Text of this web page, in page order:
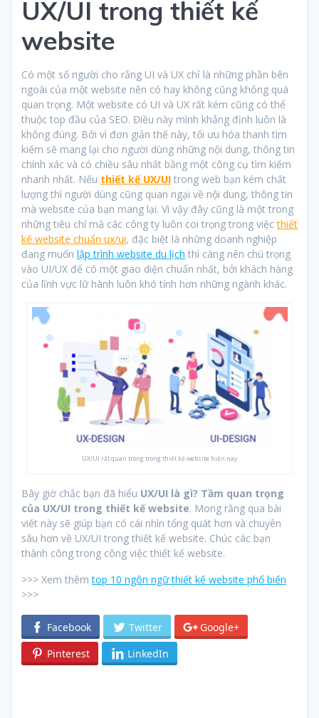
UX/UI trong thiết kế
website
Có một số người cho rằng UI và UX chỉ là những phần bên
ngoài của một website nên có hay không cũng không quá
quan trọng. Một website có UI và UX rất kém cũng có thể
thuộc top đầu của SEO. Điều này mình khẳng định luôn là
không đúng. Bởi vì đơn giản thế này, tối ưu hóa thanh tìm
kiếm sẽ mang lại cho người dùng những nội dung, thông tin
chính xác và có chiều sâu nhất bằng một công cụ tìm kiếm
nhanh nhất. Nếu thiết kế UX/UI trong web bạn kém chất
lượng thì người dùng cũng quan ngại về nội dung, thông tin
mà website của bạn mang lại. Vì vậy đây cũng là một trong
những tiêu chí mà các công ty luôn coi trọng trong việcthiết
kế website chuẩn ux/ui, đặc biệt là những doanh nghiệp
đang muốn lập trình website du lịch thì càng nên chú trọng
vào UI/UX để có một giao diện chuẩn nhất, bởi khách hàng
của lĩnh vực lữ hành luôn khó tính hơn những ngành khác.
UX/UI rất quan trong trong thiết kế website hiện nay
Bây giờ chắc bạn đã hiểu UX/UI là gì? Tầm quan trọng
của UX/UI trong thiết kế website. Mong rằng qua bài
viết này sẽ giúp bạn có cái nhìn tổng quát hơn và chuyên
sâu hơn về UX/UI trong thiết kế website. Chúc các bạn
thành công trong công việc thiết kế website.
>>> Xem thêmtop 10 ngôn ngữ thiết kế website phổ biến
>>>
Facebook Twitter
Google+
Pinterest
LinkedIn